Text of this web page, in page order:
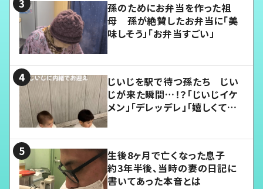
孫のためにお弁当を作った祖
母 孫が絶賛したお弁当に「美
味しそう」「お弁当すごい」
じいじを駅で待つ孫たち じい
じが来た瞬間…！？「じいじイケ
メン」「デレッデレ」「嬉しくて可
生後8ヶ月で亡くなった息子
約3年半後、当時の妻の日記に
書いてあった本音とは